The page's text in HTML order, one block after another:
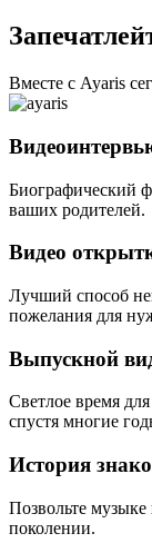
Вместе с Ayaris
Биографический
ваших родителей.
Видео
Лучший способ
пожелания для
Выпускной
Светлое время
спустя многие
История
Позвольте
поколении.